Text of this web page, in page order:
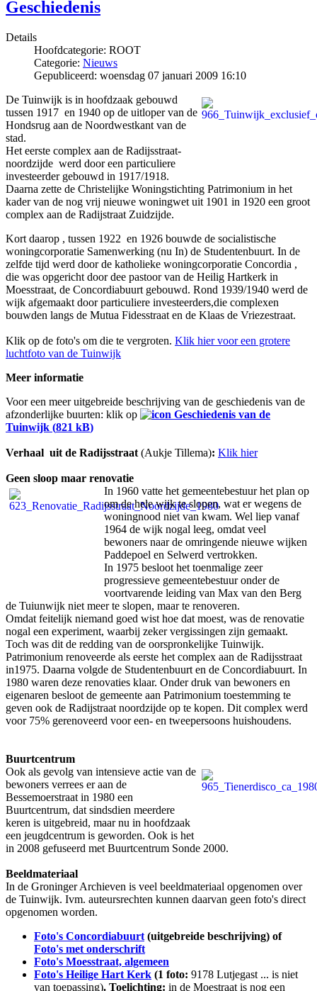
Geschiedenis
Details
Hoofdcategorie: ROOT
Categorie: Nieuws
Gepubliceerd: woensdag 07 januari 2009 16:10
De Tuinwijk is in hoofdzaak gebouwd
tussen 1917 en 1940 op de uitloper van de
Hondsrug aan de Noordwestkant van de
stad.
Het eerste complex aan de Radijsstraat-
noordzijde werd door een particuliere
investeerder gebouwd in 1917/1918.
Daarna zette de Christelijke Woningstichting Patrimonium in het
kader van de nog vrij nieuwe woningwet uit 1901 in 1920 een groot
complex aan de Radijstraat Zuidzijde.
Kort daarop , tussen 1922 en 1926 bouwde de socialistische
woningcorporatie Samenwerking (nu In) de Studentenbuurt. In de
zelfde tijd werd door de katholieke woningcorporatie Concordia ,
die was opgericht door dee pastoor van de Heilig Hartkerk in
Moesstraat, de Concordiabuurt gebouwd. Rond 1939/1940 werd de
wijk afgemaakt door particuliere investeerders,die complexen
bouwden langs de Mutua Fidesstraat en de Klaas de Vriezestraat.
Klik op de foto's om die te vergroten. Klik hier voor een grotere
luchtfoto van de Tuinwijk
Meer informatie
Voor een meer uitgebreide beschrijving van de geschiedenis van de
afzonderlijke buurten: klik op
Geschiedenis van de
Tuinwijk (821 kB)
Verhaal uit de Radijsstraat (Aukje Tillema): Klik hier
Geen sloop maar renovatie
In 1960 vatte het gemeentebestuur het plan op
om de hele wijk te slopen, wat er wegens de
woningnood niet van kwam. Wel liep vanaf
1964 de wijk nogal leeg, omdat veel
bewoners naar de omringende nieuwe wijken
Paddepoel en Selwerd vertrokken.
In 1975 besloot het toenmalige zeer
progressieve gemeentebestuur onder de
voortvarende leiding van Max van den Berg
de Tuiunwijk niet meer te slopen, maar te renoveren.
Omdat feitelijk niemand goed wist hoe dat moest, was de renovatie
nogal een experiment, waarbij zeker vergissingen zijn gemaakt.
Toch was dit de redding van de oorspronkelijke Tuinwijk.
Patrimonium renoveerde als eerste het complex aan de Radijsstraat
in1975. Daarna volgde de Studentenbuurt en de Concordiabuurt. In
1980 waren deze renovaties klaar. Onder druk van bewoners en
eigenaren besloot de gemeente aan Patrimonium toestemming te
geven ook de Radijstraat noordzijde op te kopen. Dit complex werd
voor 75% gerenoveerd voor een- en tweepersoons huishoudens.
Buurtcentrum
Ook als gevolg van intensieve actie van de
bewoners verrees er aan de
Bessemoerstraat in 1980 een
Buurtcentrum, dat sindsdien meerdere
keren is uitgebreid, maar nu in hoofdzaak
een jeugdcentrum is geworden. Ook is het
in 2008 gefuseerd met Buurtcentrum Sonde 2000.
Beeldmateriaal
In de Groninger Archieven is veel beeldmateriaal opgenomen over
de Tuinwijk. Ivm. auteursrechten kunnen daarvan geen foto's direct
opgenomen worden.
Foto's Concordiabuurt (uitgebreide beschrijving) of
Foto's met onderschrift
Foto's Moesstraat, algemeen
Foto's Heilige Hart Kerk (1 foto: 9178 Lutjegast ... is niet
van toepassing). Toelichting: in de Moestraat is nog een